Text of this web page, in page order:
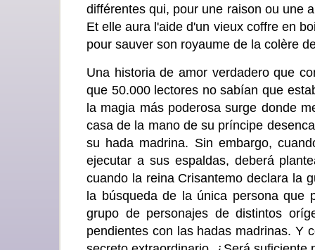
différentes qui, pour une raison ou une
Et elle aura l'aide d'un vieux coffre en
pour sauver son royaume de la colère
Una historia de amor verdadero que
que 50.000 lectores no sabían que
la magia más poderosa surge donde
casa de la mano de su príncipe
su hada madrina. Sin embargo,
ejecutar a sus espaldas, deberá
cuando la reina Crisantemo declara la
la búsqueda de la única persona que
grupo de personajes de distintos
pendientes con las hadas madrinas. Y